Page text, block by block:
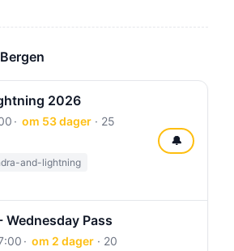
2026
om 53 dager· 25
and-lightning
🔔
Pass
om 2 dager· 20